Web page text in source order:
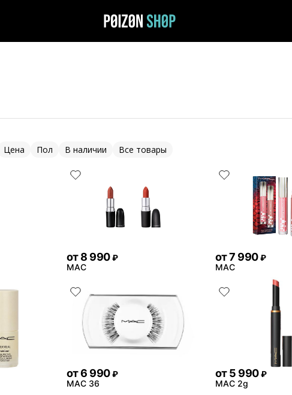
Цена Пол В наличии Все товары
от8 990 ₽
MAC
от7 990 ₽
MAC
от6 990 ₽
MAC 36
от5 990 ₽
MAC 2g